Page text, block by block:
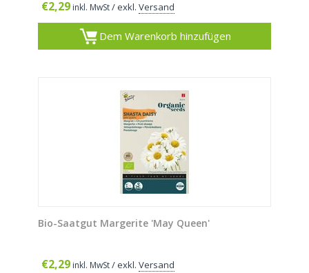
€2,29 inkl. MwSt/ exkl. Versand
Dem Warenkorb hinzufügen
Bio-Saatgut Margerite 'May Queen'
€2,29 inkl. MwSt/ exkl. Versand